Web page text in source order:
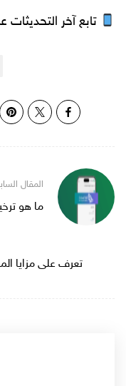
تابع آخر التحديثات
ما هو
تعرف على مزايا